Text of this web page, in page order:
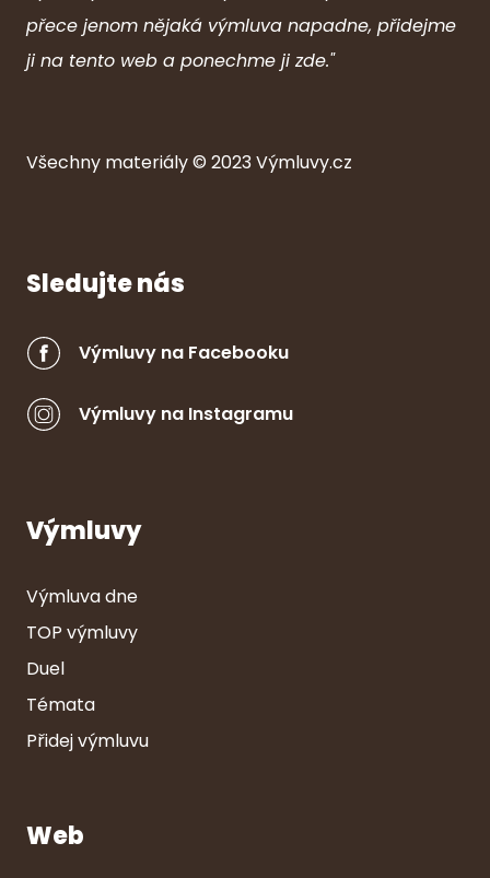
přece jenom nějaká výmluva napadne, přidejme
ji na tento web a ponechme ji zde."
Všechny materiály © 2023Výmluvy.cz
Sledujte nás
Výmluvy na Facebooku
Výmluvy na Instagramu
Výmluvy
Výmluva dne
TOP výmluvy
Duel
Témata
Přidej výmluvu
Web